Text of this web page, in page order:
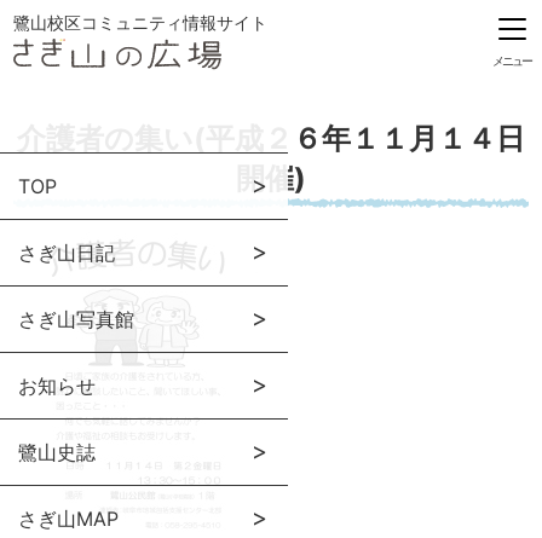
鷺山校区コミュニティ情報サイト
メニュー
TOP
さぎ山日記
さぎ山写真館
お知らせ
鷺山史誌
さぎ山MAP
介護者の集い(平成２６年１１月１４日
開催)